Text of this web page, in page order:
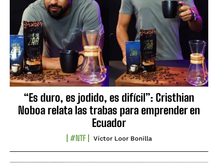
“Es duro, es jodido, es difícil”: Cristhian
Noboa relata las trabas para emprender en
Ecuador
#NTF Víctor Loor Bonilla